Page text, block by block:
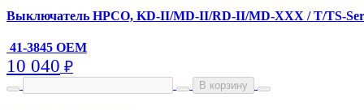
Выключатель HPCO, KD-II/MD-II/RD-II/MD-XXX / T/TS-
41-3845 OEM
10 040 ₽
В корзину